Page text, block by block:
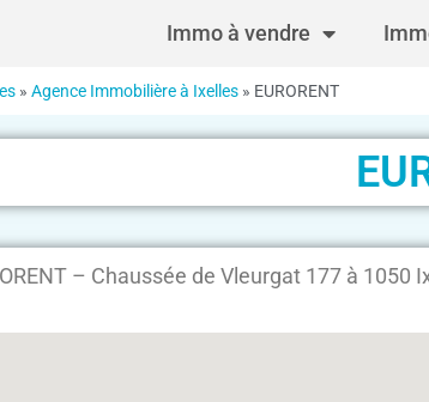
Immo à vendre
» Agence Immobilière à Ixelles » EURORENT
– Chaussée de Vleurgat 177 à 1050